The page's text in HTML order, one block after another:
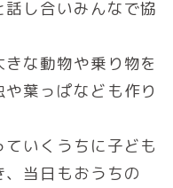
し合いみんなで協
な動物や乗り物を
葉っぱなども作り
いくうちに子ども
当日もおうちの